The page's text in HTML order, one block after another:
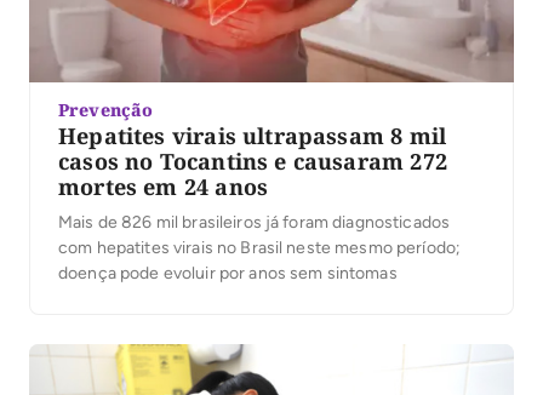
Prevenção
Hepatites virais ultrapassam 8 mil
casos no Tocantins e causaram 272
mortes em 24 anos
Mais de 826 mil brasileiros já foram diagnosticados
com hepatites virais no Brasil neste mesmo período;
doença pode evoluir por anos sem sintomas